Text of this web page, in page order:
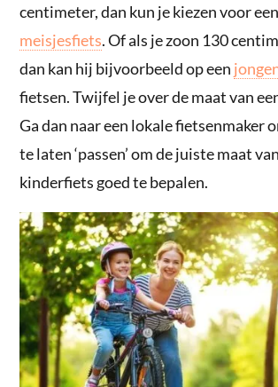
centimeter, dan kun je kiezen voor een
meisjesfiets. Of als je zoon 130
dan kan hij bijvoorbeeld op een
fietsen. Twijfel je over de maat van
Ga dan naar een lokale fietsenmaker
te laten ‘passen’ om de juiste maat
kinderfiets goed te bepalen.